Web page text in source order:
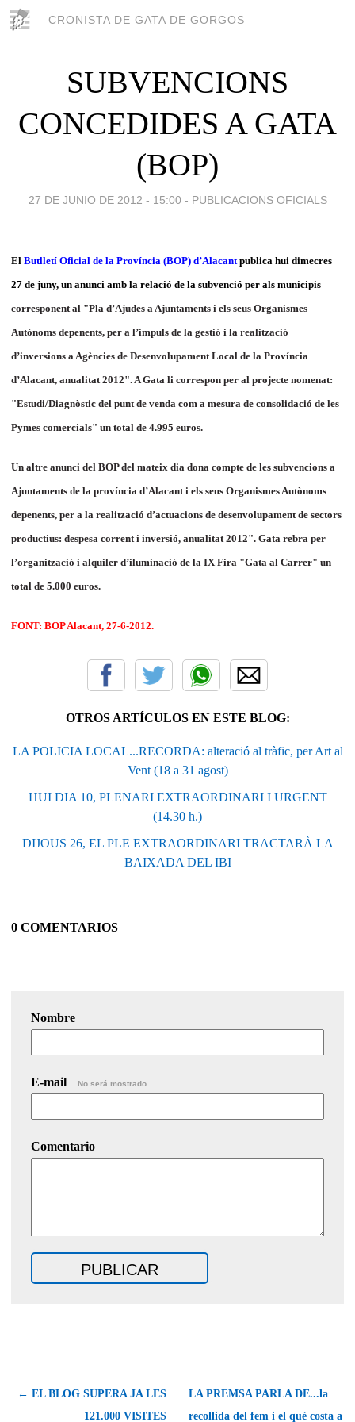
CRONISTA DE GATA DE GORGOS
SUBVENCIONS
CONCEDIDES A GATA
(BOP)
27 DE JUNIO DE 2012 - 15:00 - PUBLICACIONS OFICIALS
El Butlletí Oficial de la Província (BOP) d’Alacant publica hui dimecres
27 de juny, un anunci amb la relació de la subvenció per als municipis
corresponent al "Pla d’Ajudes a Ajuntaments i els seus Organismes
Autònoms depenents, per a l’impuls de la gestió i la realització
d’inversions a Agències de Desenvolupament Local de la Província
d’Alacant, anualitat 2012". A Gata li correspon per al projecte nomenat:
"Estudi/Diagnòstic del punt de venda com a mesura de consolidació de les
Pymes comercials" un total de 4.995 euros.
Un altre anunci del BOP del mateix dia dona compte de les subvencions a
Ajuntaments de la província d’Alacant i els seus Organismes Autònoms
depenents, per a la realització d’actuacions de desenvolupament de sectors
productius: despesa corrent i inversió, anualitat 2012". Gata rebra per
l’organització i alquiler d’iluminació de la IX Fira "Gata al Carrer" un
total de 5.000 euros.
FONT: BOP Alacant, 27-6-2012.
OTROS ARTÍCULOS EN ESTE BLOG:
LA POLICIA LOCAL...RECORDA: alteració al tràfic, per Art al
Vent (18 a 31 agost)
HUI DIA 10, PLENARI EXTRAORDINARI I URGENT
(14.30 h.)
DIJOUS 26, EL PLE EXTRAORDINARI TRACTARÀ LA
BAIXADA DEL IBI
0 COMENTARIOS
Nombre
E-mail No será mostrado.
Comentario
← EL BLOG SUPERA JA LES
121.000 VISITES
LA PREMSA PARLA DE...la
recollida del fem i el què costa a